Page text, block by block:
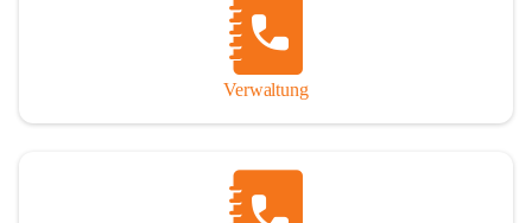
Verwaltung